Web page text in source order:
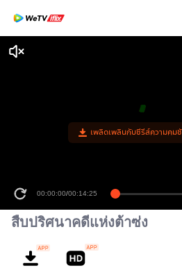
เพลิดเพลินกับซีรีส์ความคม
00:00:00/00:14:25
สืบปริศนาคดีแห่งต้าซ่ง